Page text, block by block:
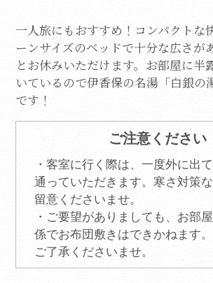
一人旅にもおすすめ！コンパクトな
ーンサイズのベッドで十分な広さが
とお休みいただけます。 お部屋に半
いているので伊香保の名湯「白銀の
です！
ご注意ください
・客室に行く際は、一度外に出
通っていただきます。寒さ対策
留意くださいませ。
・ご要望がありましても、お部
係でお布団敷きはできかねます。
ご了承くださいませ。